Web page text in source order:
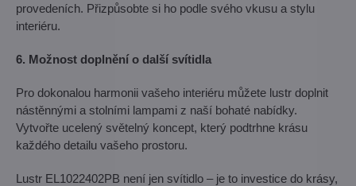
provedeních. Přizpůsobte si ho podle svého vkusu a stylu
interiéru.
6. Možnost doplnění o další svítidla
Pro dokonalou harmonii vašeho interiéru můžete lustr doplnit
nástěnnými a stolními lampami z naší bohaté nabídky.
Vytvořte ucelený světelný koncept, který podtrhne krásu
každého detailu vašeho prostoru.
Lustr EL1022402PB není jen svítidlo – je to investice do krásy,